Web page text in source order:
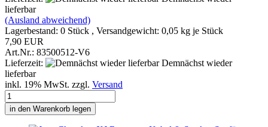
lieferbar
(Ausland abweichend)
Lagerbestand: 0 Stück , Versandgewicht: 0,05 kg je Stück
7,90 EUR
Art.Nr.: 83500512-V6
Lieferzeit:
Demnächst wieder
lieferbar
inkl. 19% MwSt. zzgl. Versand
in den Warenkorb legen